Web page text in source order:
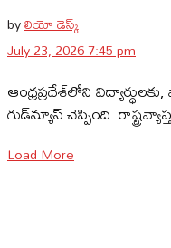
byలియో డెస్క్
July 23, 2026 7:45 pm
ఆంధ్రప్రదేశ్‌లోని
గుడ్‌న్యూస్ చెప్పింది.
Load More